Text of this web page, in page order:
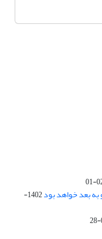
1402-